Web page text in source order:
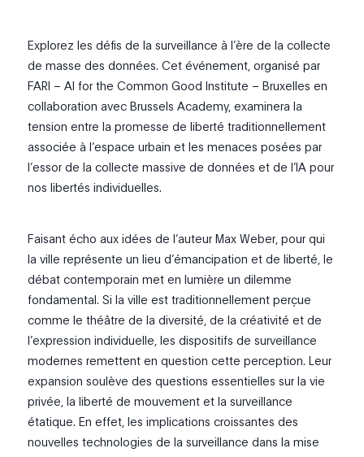
Explorez les défis de la surveillance à l’ère de la collecte
de masse des données. Cet événement, organisé par
FARI – AI for the Common Good Institute – Bruxelles en
collaboration avec Brussels Academy, examinera la
tension entre la promesse de liberté traditionnellement
associée à l’espace urbain et les menaces posées par
l’essor de la collecte massive de données et de l’IA pour
nos libertés individuelles.
Faisant écho aux idées de l’auteur Max Weber, pour qui
la ville représente un lieu d’émancipation et de liberté, le
débat contemporain met en lumière un dilemme
fondamental. Si la ville est traditionnellement perçue
comme le théâtre de la diversité, de la créativité et de
l’expression individuelle, les dispositifs de surveillance
modernes remettent en question cette perception. Leur
expansion soulève des questions essentielles sur la vie
privée, la liberté de mouvement et la surveillance
étatique. En effet, les implications croissantes des
nouvelles technologies de la surveillance dans la mise